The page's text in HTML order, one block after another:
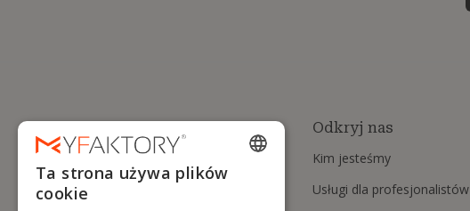
Odkryj nas
Kim jesteśmy
Usługi dla profesjonalistów
ENGLISH
Ta strona używa plików
cookie